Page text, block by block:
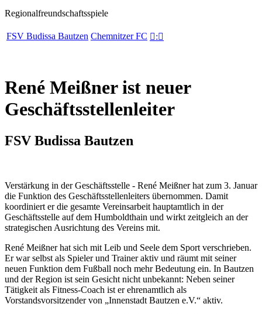
Regionalfreundschaftsspiele
FSV Budissa Bautzen Chemnitzer FC :
René Meißner ist neuer
Geschäftsstellenleiter
FSV Budissa Bautzen
Verstärkung in der Geschäftsstelle - René Meißner hat zum 3. Januar
die Funktion des Geschäftsstellenleiters übernommen. Damit
koordiniert er die gesamte Vereinsarbeit hauptamtlich in der
Geschäftsstelle auf dem Humboldthain und wirkt zeitgleich an der
strategischen Ausrichtung des Vereins mit.
René Meißner hat sich mit Leib und Seele dem Sport verschrieben.
Er war selbst als Spieler und Trainer aktiv und räumt mit seiner
neuen Funktion dem Fußball noch mehr Bedeutung ein. In Bautzen
und der Region ist sein Gesicht nicht unbekannt: Neben seiner
Tätigkeit als Fitness-Coach ist er ehrenamtlich als
Vorstandsvorsitzender von „Innenstadt Bautzen e.V.“ aktiv.